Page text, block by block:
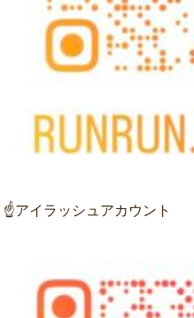
☝アイラッシュアカウント